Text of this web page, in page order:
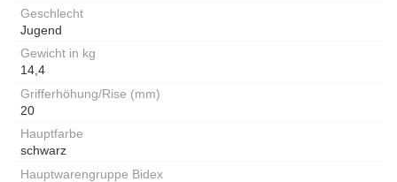
Geschlecht
Jugend
Gewicht in kg
14,4
Grifferhöhung/Rise (mm)
20
Hauptfarbe
schwarz
Hauptwarengruppe Bidex